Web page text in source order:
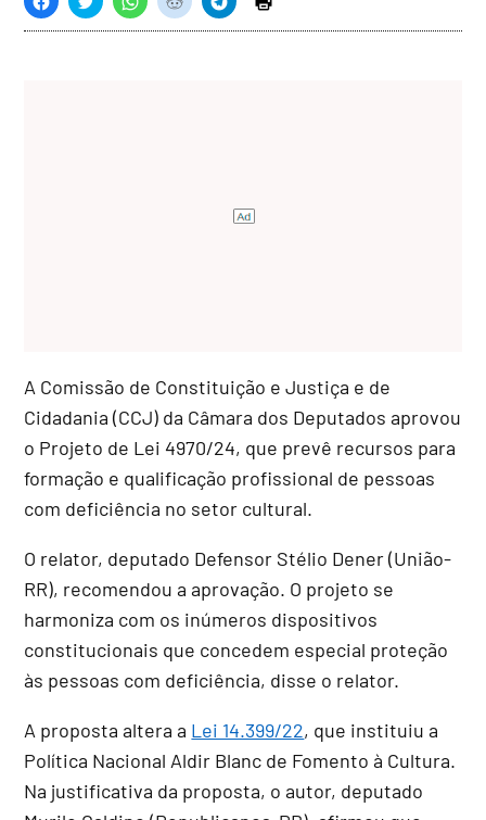
A Comissão de Constituição e Justiça e de
Cidadania (CCJ) da Câmara dos Deputados aprovou
o Projeto de Lei 4970/24, que prevê recursos para
formação e qualificação profissional de pessoas
com deficiência no setor cultural.
O relator, deputado Defensor Stélio Dener (União-
RR), recomendou a aprovação. O projeto se
harmoniza com os inúmeros dispositivos
constitucionais que concedem especial proteção
às pessoas com deficiência, disse o relator.
A proposta altera a Lei 14.399/22, que instituiu a
Política Nacional Aldir Blanc de Fomento à Cultura.
Na justificativa da proposta, o autor, deputado